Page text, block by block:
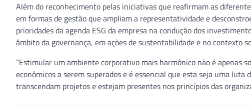
Além do reconhecimento pelas iniciativas que reafirmam as
em formas de gestão que ampliam a representatividade e
prioridades da agenda ESG da empresa na condução dos
âmbito da governança, em ações de sustentabilidade e no contexto
“Estimular um ambiente corporativo mais harmônico não é apenas
econômicos a serem superados e é essencial que esta seja uma
transcendam projetos e estejam presentes nos princípios das